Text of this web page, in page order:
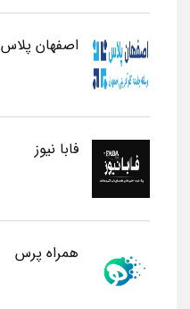
اصفهان پلاس
فابا نیوز
همراه پرس